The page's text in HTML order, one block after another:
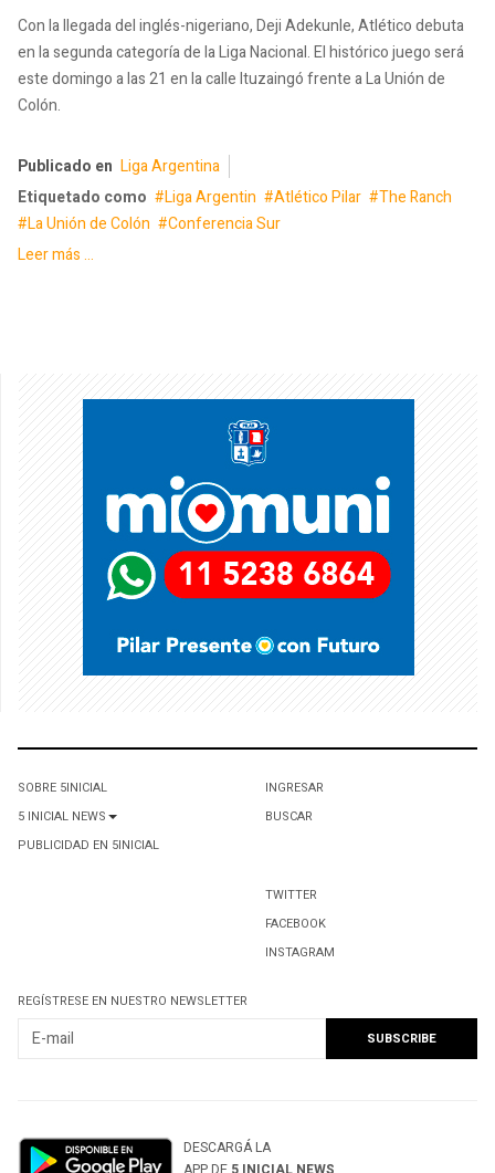
Con la llegada del inglés-nigeriano, Deji Adekunle, Atlético debuta
en la segunda categoría de la Liga Nacional. El histórico juego será
este domingo a las 21 en la calle Ituzaingó frente a La Unión de
Colón.
Publicado en Liga Argentina
Etiquetado como
Liga Argentin Atlético Pilar
The Ranch
La Unión de Colón
Conferencia Sur
Leer más ...
SOBRE 5INICIAL
5 INICIAL NEWS
PUBLICIDAD EN 5INICIAL
INGRESAR
BUSCAR
TWITTER
FACEBOOK
INSTAGRAM
REGÍSTRESE EN NUESTRO NEWSLETTER
DESCARGÁ LA